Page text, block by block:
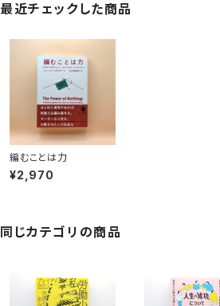
最近チェックした商品
編むことは力
¥2,970
同じカテゴリの商品